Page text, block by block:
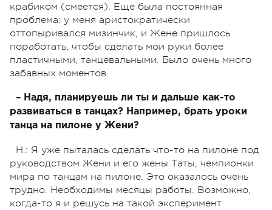
крабиком (смеется). Еще была постоянная
проблема: у меня аристократически
оттопыривался мизинчик, и Жене пришлось
поработать, чтобы сделать мои руки более
пластичными, танцевальными. Было очень много
забавных моментов.
– Надя, планируешь ли ты и дальше как-то
развиваться в танцах? Например, брать уроки
танца на пилоне у Жени?
Н.: Я уже пыталась сделать что-то на пилоне под
руководством Жени и его жены Таты, чемпионки
мира по танцам на пилоне. Это оказалось очень
трудно. Необходимы месяцы работы. Возможно,
когда-то я и решусь на такой эксперимент